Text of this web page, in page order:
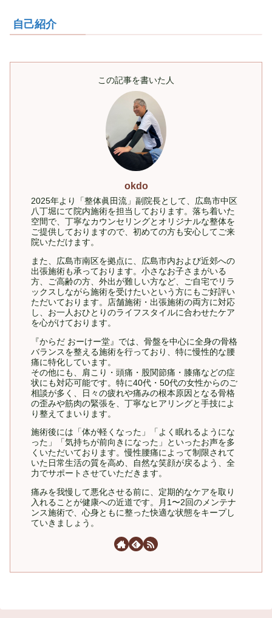
自己紹介
この記事を書いた人
okdo
2025年より「整体眞田流」副院長として、広島市中区
八丁堀にて院内施術を担当しております。落ち着いた
空間で、丁寧なカウンセリングとオリジナルな整体を
ご提供しておりますので、初めての方も安心してご来
院いただけます。
また、広島市南区を拠点に、広島市内および近郊への
出張施術も承っております。小さなお子さまがいる
方、ご高齢の方、外出が難しい方など、ご自宅でリラ
ックスしながら施術を受けたいという方にもご好評い
ただいております。店舗施術・出張施術の両方に対応
し、お一人おひとりのライフスタイルに合わせたケア
を心がけております。
『からだ おーけー堂』では、骨盤を中心に全身の骨格
バランスを整える施術を行っており、特に慢性的な腰
痛に特化しています。
その他にも、肩こり・頭痛・股関節痛・膝痛などの症
状にも対応可能です。特に40代・50代の女性からのご
相談が多く、日々の疲れや痛みの根本原因となる骨格
の歪みや筋肉の緊張を、丁寧なヒアリングと手技によ
り整えてまいります。
施術後には「体が軽くなった」「よく眠れるようにな
った」「気持ちが前向きになった」といったお声を多
くいただいております。慢性腰痛によって制限されて
いた日常生活の質を高め、自然な笑顔が戻るよう、全
力でサポートさせていただきます。
痛みを我慢して悪化させる前に、定期的なケアを取り
入れることが健康への近道です。月1〜2回のメンテナ
ンス施術で、心身ともに整った快適な状態をキープし
ていきましょう。